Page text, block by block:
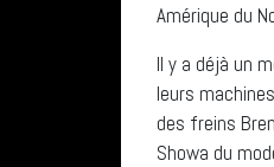
Amérique du
Il y a déjà un
leurs
des freins
Showa du